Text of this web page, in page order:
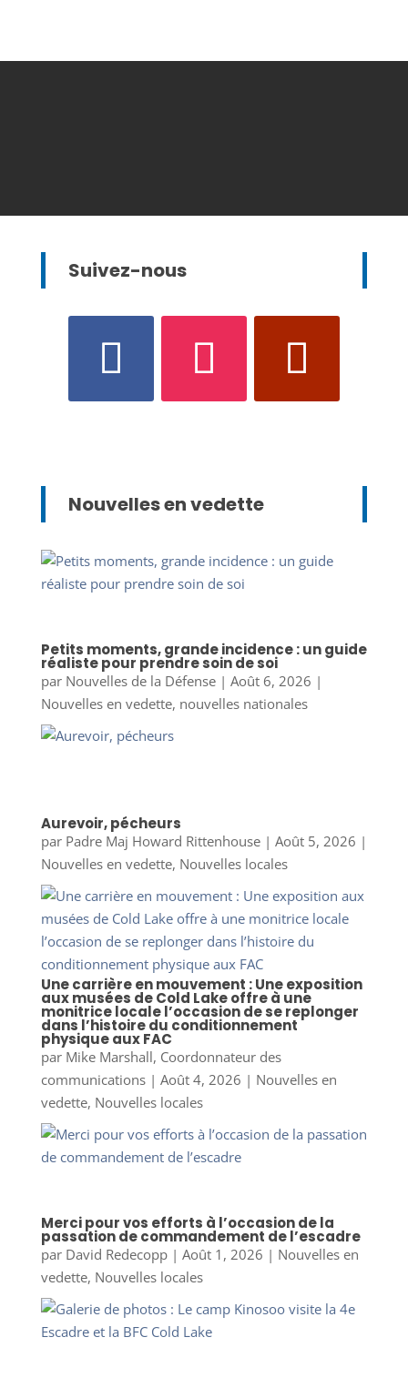
Suivez-nous
Nouvelles en vedette
Petits moments, grande incidence : un guide
réaliste pour prendre soin de soi
par Nouvelles de la Défense| Août 6, 2026 |
Nouvelles en vedette, nouvelles nationales
Aurevoir, pécheurs
par Padre Maj Howard Rittenhouse| Août 5, 2026 |
Nouvelles en vedette, Nouvelles locales
Une carrière en mouvement : Une exposition
aux musées de Cold Lake offre à une
monitrice locale l’occasion de se replonger
dans l’histoire du conditionnement
physique aux FAC
par Mike Marshall, Coordonnateur des
communications| Août 4, 2026 | Nouvelles en
vedette, Nouvelles locales
Merci pour vos efforts à l’occasion de la
passation de commandement de l’escadre
par David Redecopp| Août 1, 2026 | Nouvelles en
vedette, Nouvelles locales